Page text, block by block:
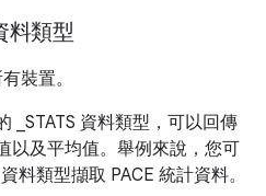
料類型
裝置。
_STATS 資料類型，可以回傳
以及平均值。舉例來說，您可
料類型擷取 PACE 統計資料。